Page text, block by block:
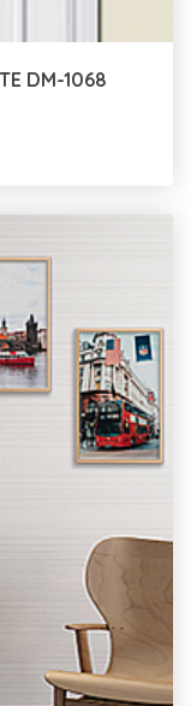
DM-1068